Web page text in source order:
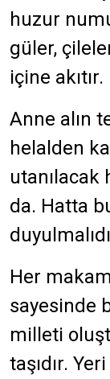
huzur
güler,
içine akıtır.
Anne alın
helalden
utanılacak
da. Hatta
Her
sayesinde
milleti
taşıdır.